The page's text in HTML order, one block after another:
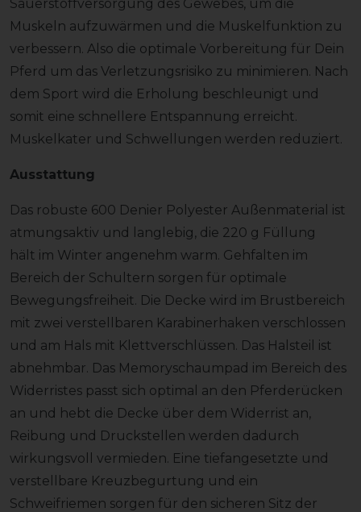
Sauerstoffversorgung des Gewebes, um die
Muskeln aufzuwärmen und die Muskelfunktion zu
verbessern. Also die optimale Vorbereitung für Dein
Pferd um das Verletzungsrisiko zu minimieren. Nach
dem Sport wird die Erholung beschleunigt und
somit eine schnellere Entspannung erreicht.
Muskelkater und Schwellungen werden reduziert.
Ausstattung
Das robuste 600 Denier Polyester Außenmaterial ist
atmungsaktiv und langlebig, die 220 g Füllung
hält im Winter angenehm warm. Gehfalten im
Bereich der Schultern sorgen für optimale
Bewegungsfreiheit. Die Decke wird im Brustbereich
mit zwei verstellbaren Karabinerhaken verschlossen
und am Hals mit Klettverschlüssen. Das Halsteil ist
abnehmbar. Das Memoryschaumpad im Bereich des
Widerristes passt sich optimal an den Pferderücken
an und hebt die Decke über dem Widerrist an,
Reibung und Druckstellen werden dadurch
wirkungsvoll vermieden. Eine tiefangesetzte und
verstellbare Kreuzbegurtung und ein
Schweifriemen sorgen für den sicheren Sitz der